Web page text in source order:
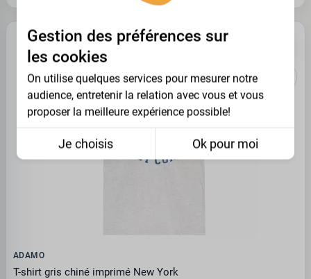
ADAMO
T-shirt gris chiné imprimé New York
Gestion des préférences sur
les cookies
On utilise quelques services pour mesurer notre
audience, entretenir la relation avec vous et vous
proposer la meilleure expérience possible!
Je choisis Ok pour moi